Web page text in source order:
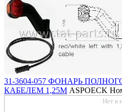
31-3604-057 ФОНАРЬ
КАБЕЛЕМ 1,25М ASPOECK
Нет в